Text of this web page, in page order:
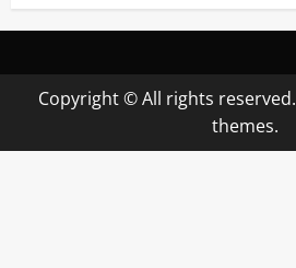
Copyright © All rights reserved.
themes.